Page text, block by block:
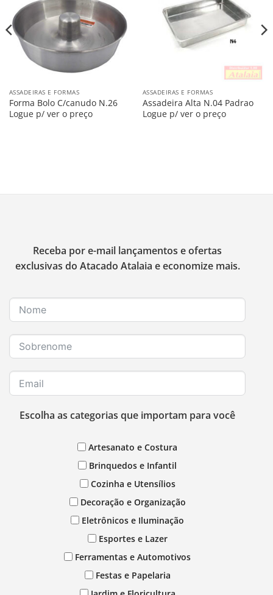
Lista
ASSADEIRAS E FORMAS
Forma Bolo C/canudo N.26
Logue p/ ver o preço
Lista
ASSADEIRAS E FORMAS
Assadeira Alta N.04 Padrao
Logue p/ ver o preço
Receba por e-mail lançamentos e ofertas
exclusivas do Atacado Atalaia e economize mais.
Escolha as categorias que importam para você
Artesanato e Costura
Brinquedos e Infantil
Cozinha e Utensílios
Decoração e Organização
Eletrônicos e Iluminação
Esportes e Lazer
Ferramentas e Automotivos
Festas e Papelaria